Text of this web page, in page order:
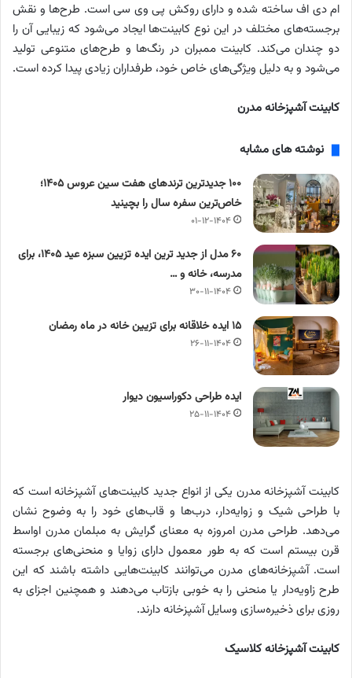
ام دی اف ساخته شده و دارای روکش پی وی سی است. طرح‌ها و نقش
برجسته‌های مختلف در این نوع کابینت‌ها ایجاد می‌شود که زیبایی آن را
دو چندان می‌کند. کابینت ممبران در رنگ‌ها و طرح‌های متنوعی تولید
می‌شود و به دلیل ویژگی‌های خاص خود، طرفداران زیادی پیدا کرده است.
کابینت آشپزخانه مدرن
نوشته های مشابه
۱۰۰ جدیدترین ترندهای هفت سین عروس ۱۴۰۵؛
خاص‌ترین سفره سال را بچینید
۰۱-۱۲-۱۴۰۴
۶۰ مدل از جدید ترین ایده تزیین سبزه عید ۱۴۰۵، برای
مدرسه، خانه و …
۳۰-۱۱-۱۴۰۴
۱۵ ایده خلاقانه برای تزیین خانه در ماه رمضان
۲۶-۱۱-۱۴۰۴
ایده طراحی دکوراسیون دیوار
۲۵-۱۱-۱۴۰۴
کابینت آشپزخانه مدرن یکی از انواع جدید کابینت‌های آشپزخانه است که
با طراحی شیک و زوایه‌دار، درب‌ها و قاب‌های خود را به وضوح نشان
می‌دهد. طراحی مدرن امروزه به معنای گرایش به مبلمان مدرن اواسط
قرن بیستم است که به طور معمول دارای زوایا و منحنی‌های برجسته
است. آشپزخانه‌های مدرن می‌توانند کابینت‌هایی داشته باشند که این
طرح زاویه‌دار یا منحنی را به خوبی بازتاب می‌دهند و همچنین اجزای به
روزی برای ذخیره‌سازی وسایل آشپزخانه دارند.
کابینت آشپزخانه کلاسیک